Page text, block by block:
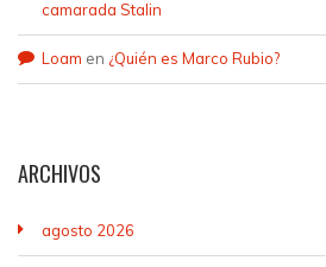
camarada Stalin
Loam en ¿Quién es Marco Rubio?
ARCHIVOS
agosto 2026